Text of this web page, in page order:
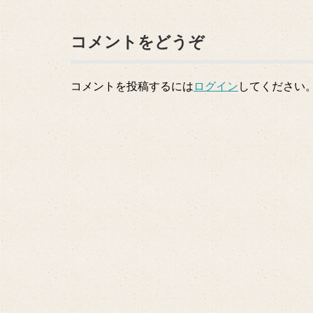
コメントをどうぞ
コメントを投稿するには ログイン してください